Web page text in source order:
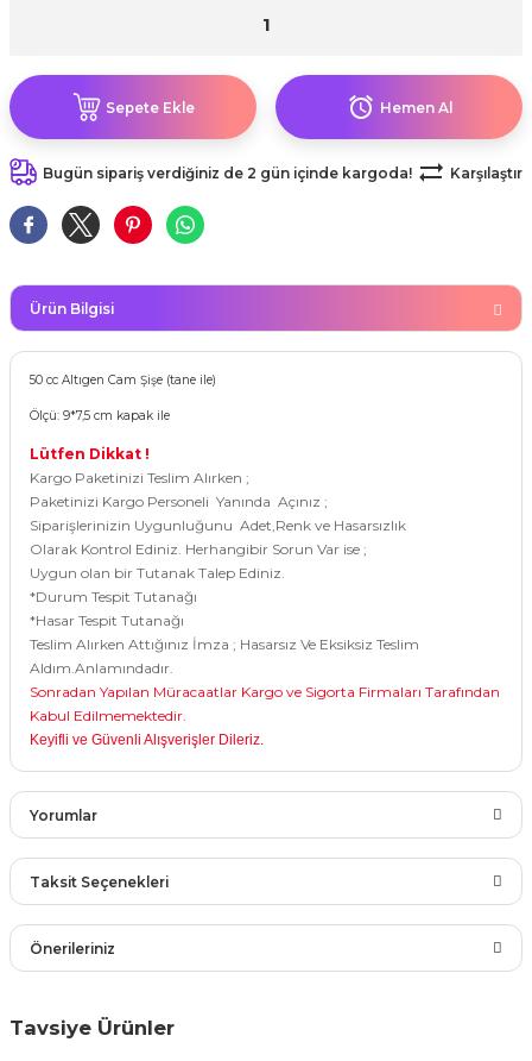
Süsleri (Halloween)
Günü
Süsleri
VE NİKAH Şekeri SARF
İlk dişim
Objeler
Malzemeleri
Maskeleri
süsleri
Ürünleri
Sepete Ekle Hemen Al
Bugün sipariş verdiğiniz de 2 gün içinde kargoda! Karşılaştır
Ürün Bilgisi
50 cc Altıgen Cam Şişe (tane ile)
Ölçü: 9*7,5 cm kapak ile
Lütfen Dikkat !
Kargo Paketinizi Teslim Alırken ;
Paketinizi Kargo Personeli Yanında Açınız ;
Siparişlerinizin Uygunluğunu Adet,Renk ve Hasarsızlık
Olarak Kontrol Ediniz. Herhangibir Sorun Var ise ;
Uygun olan bir Tutanak Talep Ediniz.
*Durum Tespit Tutanağı
*Hasar Tespit Tutanağı
Teslim Alırken Attığınız İmza ; Hasarsız Ve Eksiksiz Teslim
Aldım.Anlamındadır.
Sonradan Yapılan Müracaatlar Kargo ve Sigorta Firmaları Tarafından
Kabul Edilmemektedir.
Keyifli ve Güvenli Alışverişler Dileriz.
Yorumlar
Bu ürüne ilk yorumu siz yapın!
Taksit Seçenekleri
Önerileriniz
Bu ürünün fiyat bilgisi, resim, ürün açıklamalarında ve diğer
konularda yetersiz gördüğünüz noktaları öneri formunu
Tavsiye Ürünler